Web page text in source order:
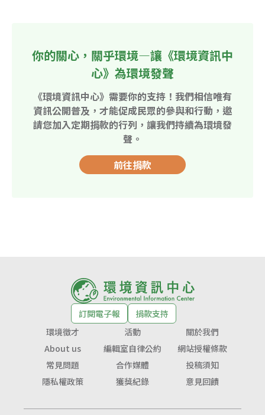
你的關心，關乎環境—讓《環境資訊中
心》為環境發聲
《環境資訊中心》需要你的支持！我們相信唯有
資訊公開普及，才能促成民眾的參與和行動，邀
請您加入定期捐款的行列，讓我們持續為環境發
聲。
前往捐款
訂閱電子報
捐款支持
環境徵才
活動
關於我們
About us
編輯室自律公約
網站授權條款
常見問題
合作媒體
投稿須知
隱私權政策
獲獎紀錄 意見回饋